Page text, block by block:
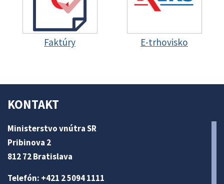
Faktúry E-trhovisko
KONTAKT
Ministerstvo vnútra SR
Pribinova 2
812 72 Bratislava
Telefón: +421 2 5094 1111